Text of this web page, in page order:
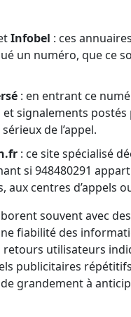
Infobel : ces
un numéro, que ce
: en entrant ce
signalements
de l’appel.
: ce site spécialisé
si 948480291
aux centres d’appels
souvent avec
fiabilité des
retours utilisateurs
publicitaires
grandement à